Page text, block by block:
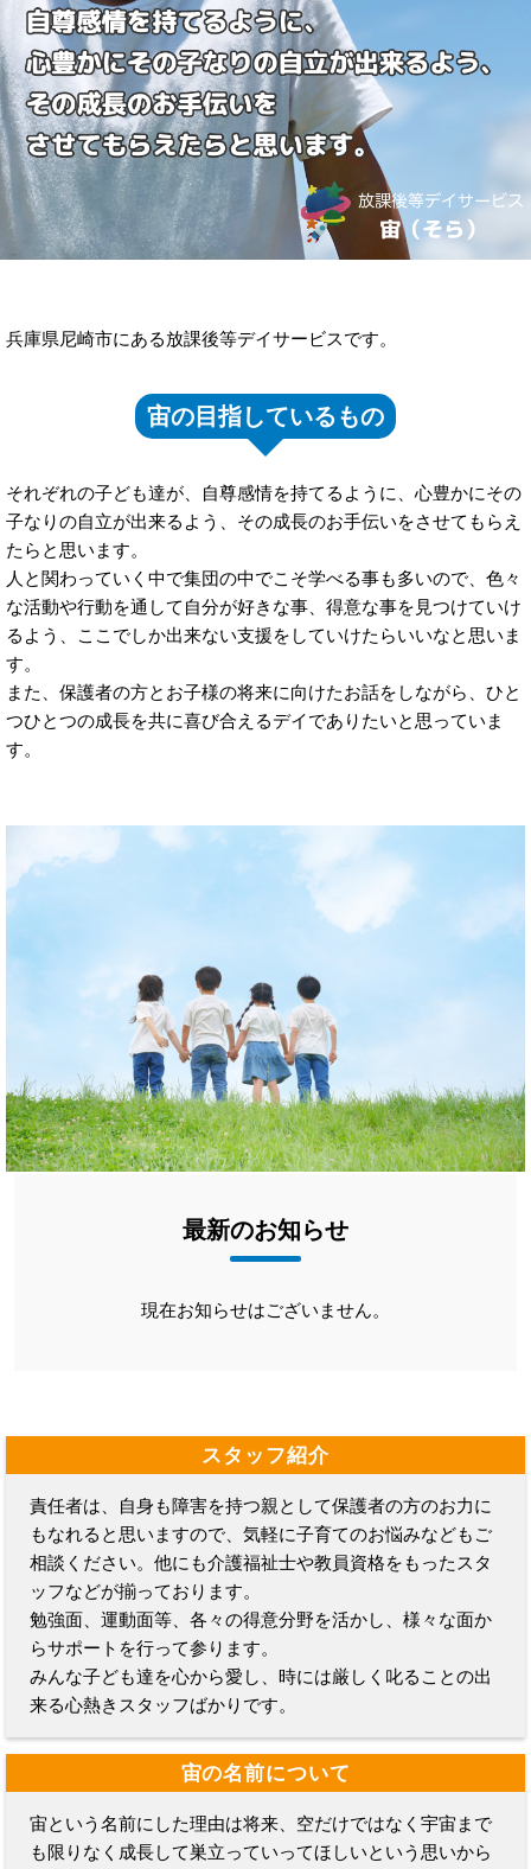
兵庫県尼崎市にある放課後等デイサービスです。
宙の目指しているもの
それぞれの子ども達が、自尊感情を持てるように、心豊かにその
子なりの自立が出来るよう、その成長のお手伝いをさせてもらえ
たらと思います。
人と関わっていく中で集団の中でこそ学べる事も多いので、色々
な活動や行動を通して自分が好きな事、得意な事を見つけていけ
るよう、ここでしか出来ない支援をしていけたらいいなと思いま
す。
また、保護者の方とお子様の将来に向けたお話をしながら、ひと
つひとつの成長を共に喜び合えるデイでありたいと思っていま
す。
最新のお知らせ
現在お知らせはございません。
スタッフ紹介
責任者は、自身も障害を持つ親として保護者の方のお力に
もなれると思いますので、気軽に子育てのお悩みなどもご
相談ください。他にも介護福祉士や教員資格をもったスタ
ッフなどが揃っております。
勉強面、運動面等、各々の得意分野を活かし、様々な面か
らサポートを行って参ります。
みんな子ども達を心から愛し、時には厳しく叱ることの出
来る心熱きスタッフばかりです。
宙の名前について
宙という名前にした理由は将来、空だけではなく宇宙まで
も限りなく成長して巣立っていってほしいという思いから